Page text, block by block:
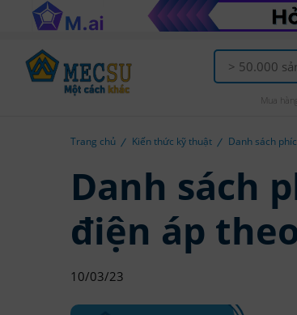
Mua
Trang chủ Kiến thức kỹ thuật Danh sách
Danh sách
điện áp
10/03/23